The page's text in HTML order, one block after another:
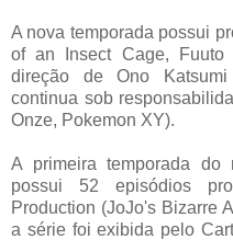
A nova temporada possui
of an Insect Cage,
direção de Ono
continua sob
Onze, Pokemon XY).
A primeira temporada do
possui 52 episódios
Production (JoJo's Bizarre
a série foi exibida pelo